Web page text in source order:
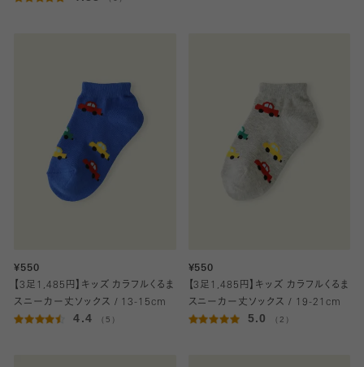
¥550
【3足1,485円】キッズ カラフルくるま
スニーカー丈ソックス / 13-15cm
4.4 （5）
¥550
【3足1,485円】キッズ カラフルくるま
スニーカー丈ソックス / 19-21cm
5.0 （2）